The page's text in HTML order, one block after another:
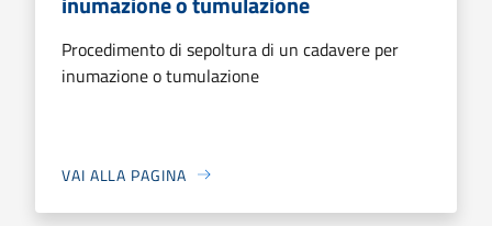
Procedimento di sepoltura di un cadavere per
inumazione o tumulazione
VAI ALLA PAGINA